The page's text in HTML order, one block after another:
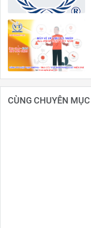
CÙNG CHUYÊN MỤC